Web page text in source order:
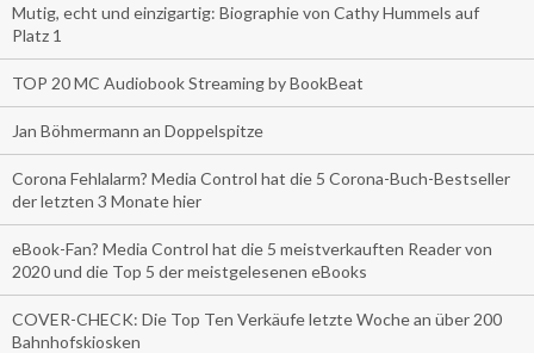
Mutig, echt und einzigartig: Biographie von Cathy Hummels auf
Platz 1
TOP 20 MC Audiobook Streaming by BookBeat
Jan Böhmermann an Doppelspitze
Corona Fehlalarm? Media Control hat die 5 Corona-Buch-Bestseller
der letzten 3 Monate hier
eBook-Fan? Media Control hat die 5 meistverkauften Reader von
2020 und die Top 5 der meistgelesenen eBooks
COVER-CHECK: Die Top Ten Verkäufe letzte Woche an über 200
Bahnhofskiosken